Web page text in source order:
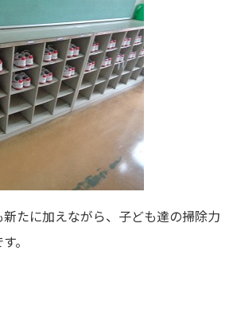
たに加えながら、子ども達の掃除力
。